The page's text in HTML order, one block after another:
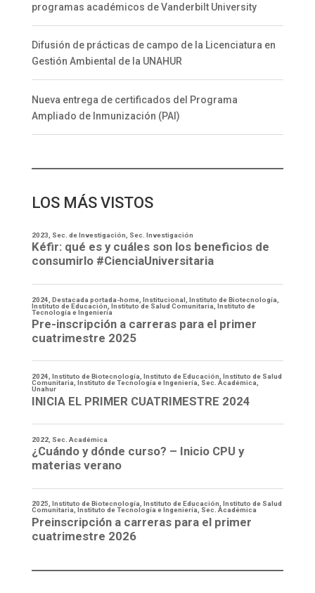
programas académicos de Vanderbilt University
Difusión de prácticas de campo de la Licenciatura en
Gestión Ambiental de la UNAHUR
Nueva entrega de certificados del Programa
Ampliado de Inmunización (PAI)
LOS MÁS VISTOS